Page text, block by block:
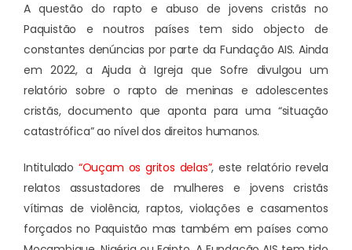
A questão do rapto e abuso de jovens cristãs no
Paquistão e noutros países tem sido objecto de
constantes denúncias por parte da Fundação AIS. Ainda
em 2022, a Ajuda à Igreja que Sofre divulgou um
relatório sobre o rapto de meninas e adolescentes
cristãs, documento que aponta para uma “situação
catastrófica” ao nível dos direitos humanos.
Intitulado “Ouçam os gritos delas”, este relatório revela
relatos assustadores de mulheres e jovens cristãs
vítimas de violência, raptos, violações e casamentos
forçados no Paquistão mas também em países como